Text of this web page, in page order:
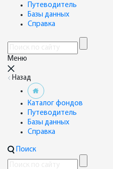
Путеводитель
Базы данных
Справка
Меню
Назад
Каталог фондов
Путеводитель
Базы данных
Справка
Поиск